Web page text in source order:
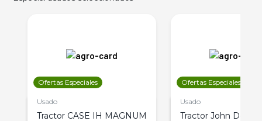
Ofertas Especiales
Usado
Tractor CASE IH MAGNUM
Ofertas Especiales
Usado
Tractor John Deere